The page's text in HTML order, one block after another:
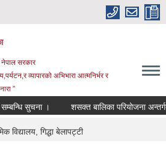
सरकार
व्यापारको अभिभारा आत्मनिर्भर र
”
सुचना । शसक्त बालिका परियोजना
विद्यालय, गिद्धा बेलापट्टी